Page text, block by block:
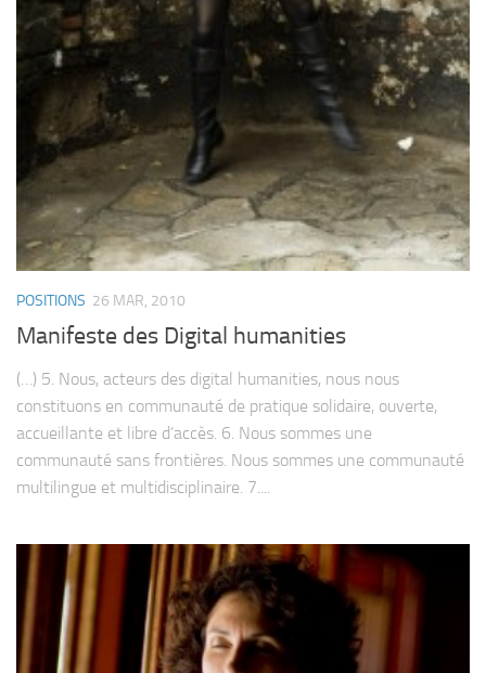
POSITIONS 26 MAR, 2010
Manifeste des Digital humanities
(…) 5. Nous, acteurs des digital humanities, nous nous
constituons en communauté de pratique solidaire, ouverte,
accueillante et libre d’accès. 6. Nous sommes une
communauté sans frontières. Nous sommes une communauté
multilingue et multidisciplinaire. 7....